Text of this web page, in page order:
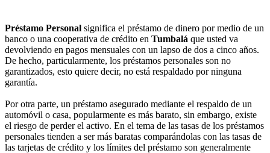
Préstamo Personal significa el préstamo de dinero por medio de un
banco o una cooperativa de crédito en Tumbalá que usted va
devolviendo en pagos mensuales con un lapso de dos a cinco años.
De hecho, particularmente, los préstamos personales son no
garantizados, esto quiere decir, no está respaldado por ninguna
garantía.
Por otra parte, un préstamo asegurado mediante el respaldo de un
automóvil o casa, popularmente es más barato, sin embargo, existe
el riesgo de perder el activo. En el tema de las tasas de los préstamos
personales tienden a ser más baratas comparándolas con las tasas de
las tarjetas de crédito y los límites del préstamo son generalmente